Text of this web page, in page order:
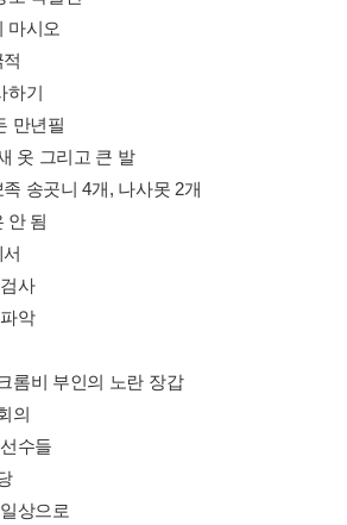
마시오
하기
만년필
옷 그리고 큰 발
송곳니 4개, 나사못 2개
안 됨
사
악
롬비 부인의 노란 장갑
의
수들
상으로